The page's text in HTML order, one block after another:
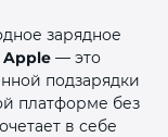
зарядное
Apple — это
подзарядки
платформе без
в себе
2 недели